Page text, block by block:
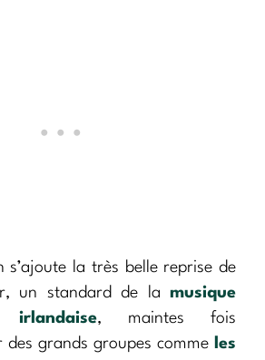
s’ajoute la très belle reprise de
un standard de la musique
irlandaise, maintes fois
des grands groupes comme
les